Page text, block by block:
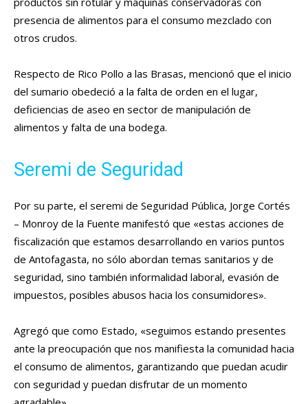
presencia de alimentos para el consumo mezclado con
otros crudos.
Respecto de Rico Pollo a las Brasas, mencionó que el inicio
del sumario obedeció a la falta de orden en el lugar,
deficiencias de aseo en sector de manipulación de
alimentos y falta de una bodega.
Seremi de Seguridad
Por su parte, el seremi de Seguridad Pública, Jorge Cortés
– Monroy de la Fuente manifestó que «estas acciones de
fiscalización que estamos desarrollando en varios puntos
de Antofagasta, no sólo abordan temas sanitarios y de
seguridad, sino también informalidad laboral, evasión de
impuestos, posibles abusos hacia los consumidores».
Agregó que como Estado, «seguimos estando presentes
ante la preocupación que nos manifiesta la comunidad hacia
el consumo de alimentos, garantizando que puedan acudir
con seguridad y puedan disfrutar de un momento